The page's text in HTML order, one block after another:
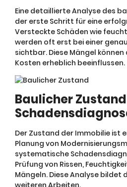
Eine detaillierte Analyse des
der erste Schritt für eine
Versteckte Schäden wie
werden oft erst bei einer
sichtbar. Diese Mängel können
Kosten erheblich beeinflussen.
Baulicher
Der Zustand der Immobilie ist
Planung von
systematische
Prüfung von Rissen,
Mängeln. Diese Analyse bildet